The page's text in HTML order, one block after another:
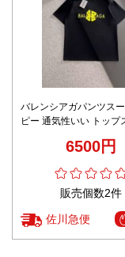
バレンシアガパンツス
ピー 通気性いい トップ
6500円
販売個数2件
佐川急便